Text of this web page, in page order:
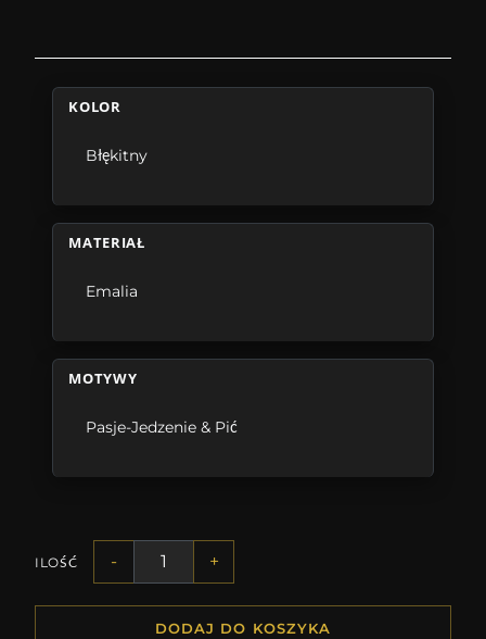
KOLOR
Błękitny
MATERIAŁ
Emalia
MOTYWY
Pasje-Jedzenie & Pić
ILOŚĆ - +
DODAJ DO KOSZYKA